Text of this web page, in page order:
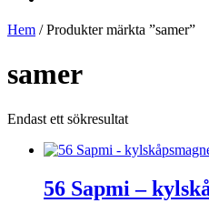
Hem / Produkter märkta ”samer”
samer
Endast ett sökresultat
56 Sapmi –